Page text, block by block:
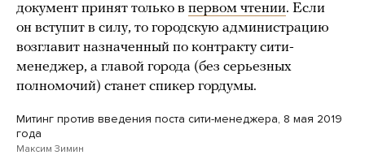
документ принят только в первом чтении. Если
он вступит в силу, то городскую администрацию
возглавит назначенный по контракту сити-
менеджер, а главой города (без серьезных
полномочий) станет спикер гордумы.
Митинг против введения поста сити-менеджера, 8 мая 2019
года
Максим Зимин